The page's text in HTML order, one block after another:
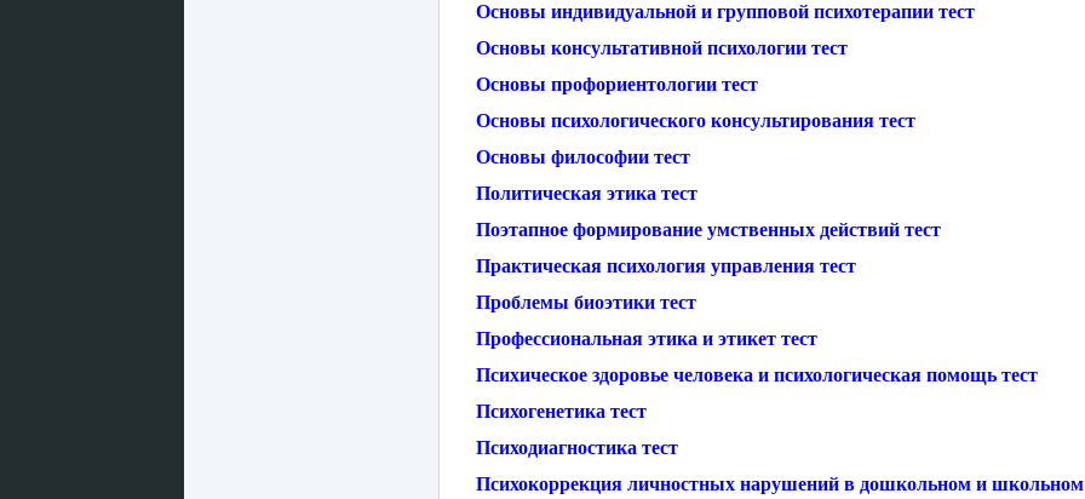
Основы индивидуальной и групповой психотерапии тест
Основы консультативной психологии тест
Основы профориентологии тест
Основы психологического консультирования тест
Основы философии тест
Политическая этика тест
Поэтапное формирование умственных действий тест
Практическая психология управления тест
Проблемы биоэтики тест
Профессиональная этика и этикет тест
Психическое здоровье человека и психологическая помощь тест
Психогенетика тест
Психодиагностика тест
Психокоррекция личностных нарушений в дошкольном и школьном